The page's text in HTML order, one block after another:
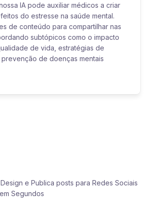
IA pode auxiliar médicos a criar
do estresse na saúde mental.
de conteúdo para compartilhar nas
subtópicos como o impacto
de vida, estratégias de
de doenças mentais
e Publica posts para Redes Sociais
Segundos